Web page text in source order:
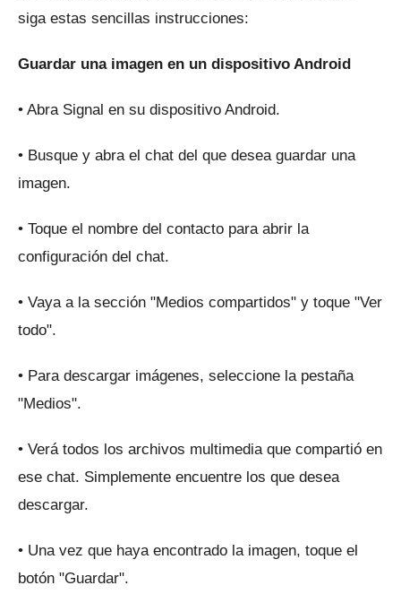
siga estas sencillas instrucciones:
Guardar una imagen en un dispositivo Android
• Abra Signal en su dispositivo Android.
• Busque y abra el chat del que desea guardar una
imagen.
• Toque el nombre del contacto para abrir la
configuración del chat.
• Vaya a la sección "Medios compartidos" y toque "Ver
todo".
• Para descargar imágenes, seleccione la pestaña
"Medios".
• Verá todos los archivos multimedia que compartió en
ese chat. Simplemente encuentre los que desea
descargar.
• Una vez que haya encontrado la imagen, toque el
botón "Guardar".